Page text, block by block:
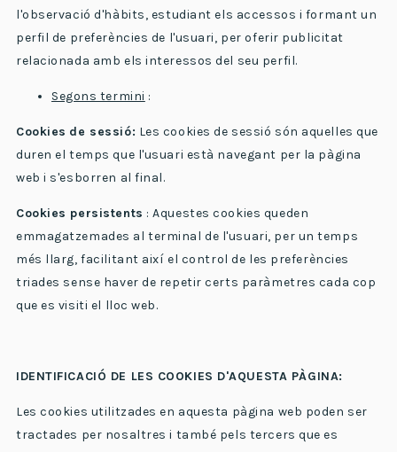
l'observació d'hàbits, estudiant els accessos i formant un
perfil de preferències de l'usuari, per oferir publicitat
relacionada amb els interessos del seu perfil.
Segons termini :
Cookies de sessió: Les cookies de sessió són aquelles que
duren el temps que l'usuari està navegant per la pàgina
web i s'esborren al final.
Cookies persistents : Aquestes cookies queden
emmagatzemades al terminal de l'usuari, per un temps
més llarg, facilitant així el control de les preferències
triades sense haver de repetir certs paràmetres cada cop
que es visiti el lloc web.
IDENTIFICACIÓ DE LES COOKIES D'AQUESTA PÀGINA:
Les cookies utilitzades en aquesta pàgina web poden ser
tractades per nosaltres i també pels tercers que es